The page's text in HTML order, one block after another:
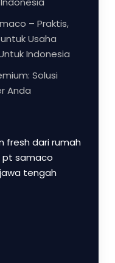
– Praktis,
Usaha
Indonesia
Solusi
Anda